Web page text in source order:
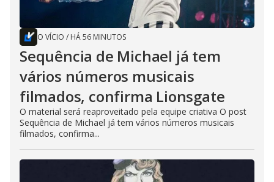
O VÍCIO / HÁ 56 MINUTOS
Sequência de Michael já tem
vários números musicais
filmados, confirma Lionsgate
O material será reaproveitado pela equipe criativa O post
Sequência de Michael já tem vários números musicais
filmados, confirma...